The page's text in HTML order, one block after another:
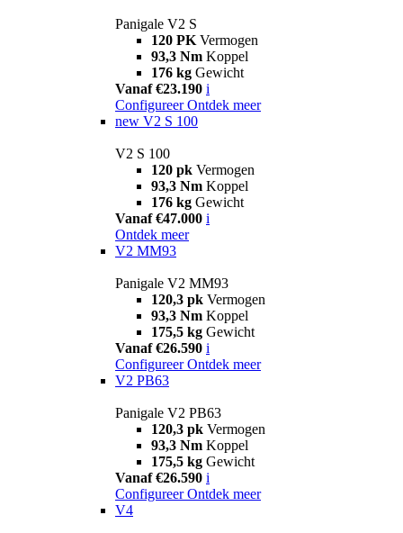
Panigale V2 S
120 PK Vermogen
93,3 Nm Koppel
176 kg Gewicht
Vanaf €23.190 i
Configureer Ontdek meer
new V2 S 100
V2 S 100
120 pk Vermogen
93,3 Nm Koppel
176 kg Gewicht
Vanaf €47.000 i
Ontdek meer
V2 MM93
Panigale V2 MM93
120,3 pk Vermogen
93,3 Nm Koppel
175,5 kg Gewicht
Vanaf €26.590 i
Configureer Ontdek meer
V2 PB63
Panigale V2 PB63
120,3 pk Vermogen
93,3 Nm Koppel
175,5 kg Gewicht
Vanaf €26.590 i
Configureer Ontdek meer
V4